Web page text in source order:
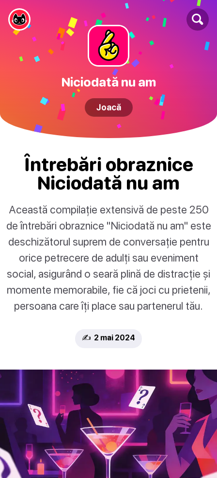
Niciodată nu am
Joacă
Întrebări obraznice
Niciodată nu am
Această compilație extensivă de peste 250
de întrebări obraznice "Niciodată nu am" este
deschizătorul suprem de conversație pentru
orice petrecere de adulți sau eveniment
social, asigurând o seară plină de distracție și
momente memorabile, fie că joci cu prietenii,
persoana care îți place sau partenerul tău.
✍️ 2 mai 2024